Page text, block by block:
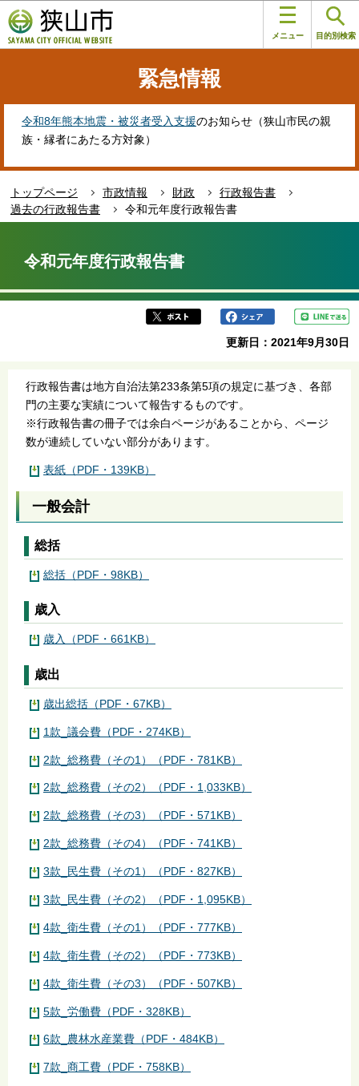
の
ペ
す
メニュー 目的別検索
緊急情報
令和8年熊本地震・被災者受入支援のお知らせ（狭山市民の親
族・縁者にあたる方対象）
トップページ 市政情報 財政
行政報告書
過去の行政報告書
令和元年度行政報告書
か
令和元年度行政報告書
更新日：2021年9月30日
行政報告書は地方自治法第233条第5項の規定に基づき、各部
門の主要な実績について報告するものです。
※行政報告書の冊子では余白ページがあることから、ページ
数が連続していない部分があります。
表紙（PDF・139KB）
一般会計
総括
総括（PDF・98KB）
歳入
歳入（PDF・661KB）
歳出
歳出総括（PDF・67KB）
1款_議会費（PDF・274KB）
2款_総務費（その1）（PDF・781KB）
2款_総務費（その2）（PDF・1,033KB）
2款_総務費（その3）（PDF・571KB）
2款_総務費（その4）（PDF・741KB）
3款_民生費（その1）（PDF・827KB）
3款_民生費（その2）（PDF・1,095KB）
4款_衛生費（その1）（PDF・777KB）
4款_衛生費（その2）（PDF・773KB）
4款_衛生費（その3）（PDF・507KB）
5款_労働費（PDF・328KB）
6款_農林水産業費（PDF・484KB）
7款_商工費（PDF・758KB）